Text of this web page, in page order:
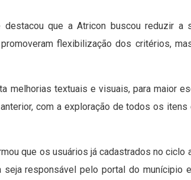
que a Atricon buscou reduzir a
flexibilização dos critérios,
melhorias textuais e visuais, para maior
com a exploração de todos os itens
que os usuários já cadastrados no ciclo
seja responsável pelo portal do munícipio